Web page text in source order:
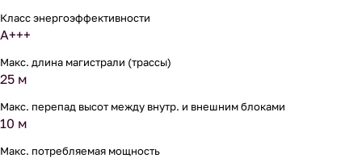
Класс энергоэффективности
A+++
Макс. длина магистрали (трассы)
25 м
Макс. перепад высот между внутр. и внешним блоками
10 м
Макс. потребляемая мощность